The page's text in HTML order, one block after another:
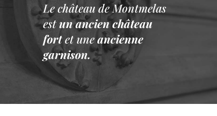
Le château de Montmelas
est un ancien château
fort et une ancienne
garnison.